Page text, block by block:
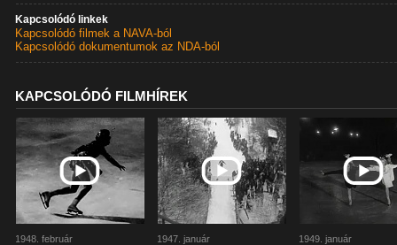
Kapcsolódó linkek
Kapcsolódó filmek a NAVA-ból
Kapcsolódó dokumentumok az NDA-ból
KAPCSOLÓDÓ FILMHÍREK
1948. február
1947. január
1949. január